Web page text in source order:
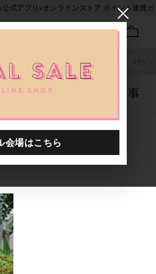
式アプリ×オンラインストア ポイント連携ガ
セール 40th限定 バッグ
」に関する記事
連キーワード